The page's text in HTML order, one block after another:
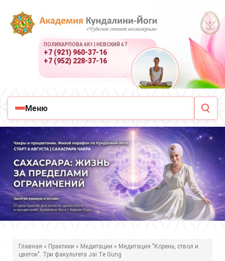
ПОЛИКАРПОВА 6К1 | НЕВСКИЙ 67
+7 (921) 960-37-16
+7 (952) 228-37-16
Меню
Главная » Практики » Медитации » Медитация "Корень, ствол и
цветок". Три факультета Jai Te Gung